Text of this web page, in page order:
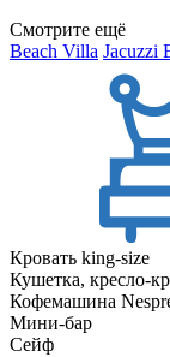
Смотрите ещё
Beach Villa Jacuzzi
Кровать king-size
Кушетка, кресло-
Кофемашина
Мини-бар
Сейф